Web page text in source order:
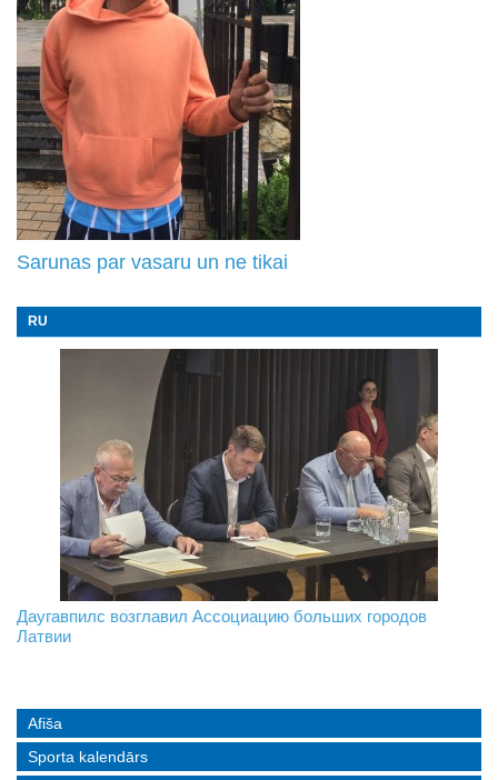
Sarunas par vasaru un ne tikai
RU
На границе с Беларусью ждут усиления
Даугавпилс возглавил Ассоциацию больших городов
Латвии
Инвалидность — не приговор: «Mediastrims» расскажет
реальные истории людей с ограниченными возможностями
Afiša
Sporta kalendārs